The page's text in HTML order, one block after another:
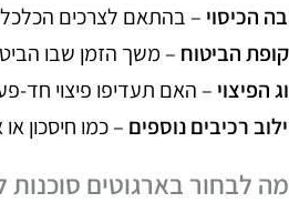
הכיסוי – בהתאם לצרכים
הביטוח – משך הזמן שבו
הפיצוי – האם תעדיפו פיצוי חד-
רכיבים נוספים – כמו חיסכון
לבחור בארגוטים סוכנות